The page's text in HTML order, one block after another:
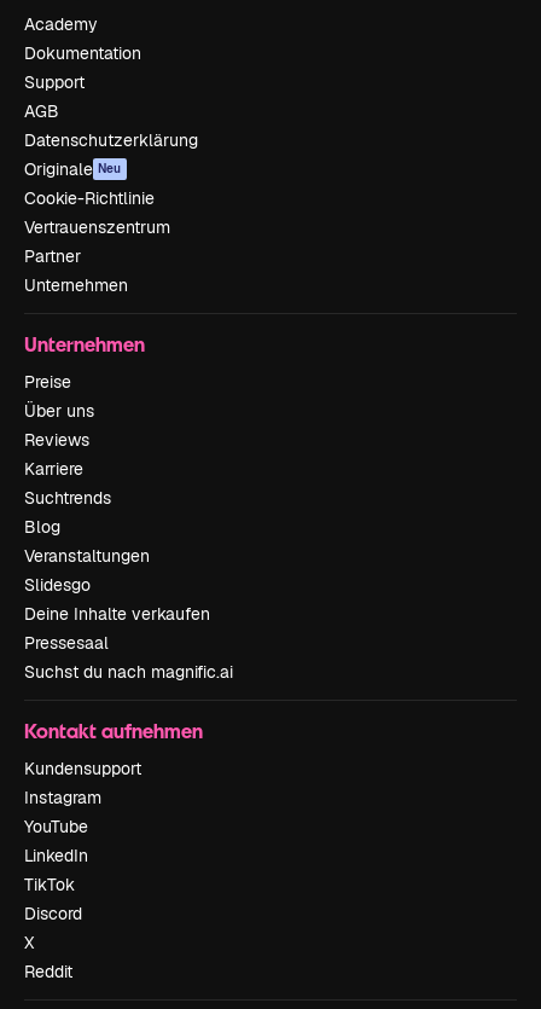
Academy
Dokumentation
Support
AGB
Datenschutzerklärung
Originale Neu
Cookie-Richtlinie
Vertrauenszentrum
Partner
Unternehmen
Unternehmen
Preise
Über uns
Reviews
Karriere
Suchtrends
Blog
Veranstaltungen
Slidesgo
Deine Inhalte verkaufen
Pressesaal
Suchst du nach magnific.ai
Kontakt aufnehmen
Kundensupport
Instagram
YouTube
LinkedIn
TikTok
Discord
X
Reddit